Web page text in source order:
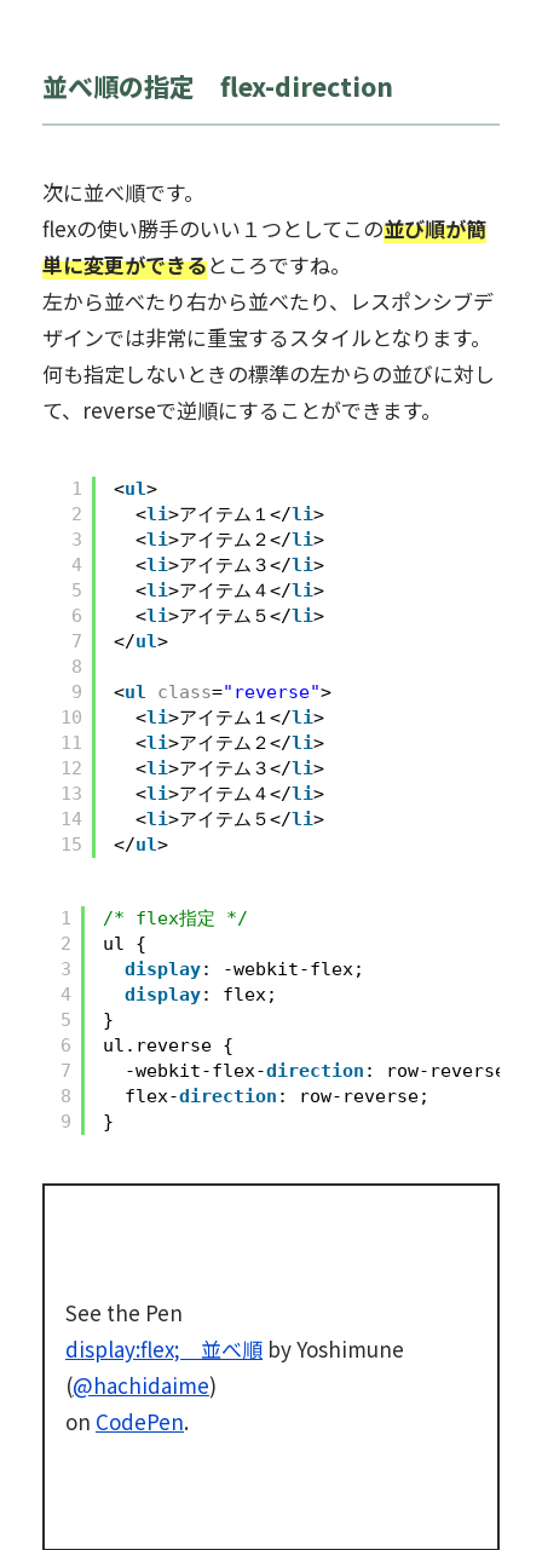
並べ順の指定 flex-direction
次に並べ順です。
flexの使い勝手のいい１つとしてこの並び順が簡
単に変更ができるところですね。
左から並べたり右から並べたり、レスポンシブデ
ザインでは非常に重宝するスタイルとなります。
何も指定しないときの標準の左からの並びに対し
て、reverseで逆順にすることができます。
1
2
3
4
5
6
7
8
9
10
11
12
13
14
15
<ul>
<li>アイテム１</li>
<li>アイテム２</li>
<li>アイテム３</li>
<li>アイテム４</li>
<li>アイテム５</li>
</ul>
<ul class="reverse">
<li>アイテム１</li>
<li>アイテム２</li>
<li>アイテム３</li>
<li>アイテム４</li>
<li>アイテム５</li>
</ul>
1
2
3
4
5
6
7
8
9
/* flex指定 */
ul {
display: -webkit-flex;
display: flex;
}
ul.reverse {
-webkit-flex-direction : row-reverse;
flex-direction : row-reverse;
}
See the Pen
display:flex; 並べ順 by Yoshimune
(@hachidaime)
on CodePen.